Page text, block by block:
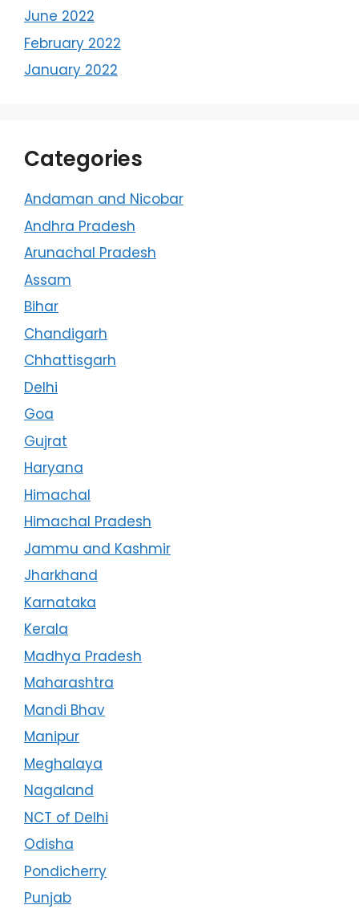
June 2022
February 2022
January 2022
Categories
Andaman and Nicobar
Andhra Pradesh
Arunachal Pradesh
Assam
Bihar
Chandigarh
Chhattisgarh
Delhi
Goa
Gujrat
Haryana
Himachal
Himachal Pradesh
Jammu and Kashmir
Jharkhand
Karnataka
Kerala
Madhya Pradesh
Maharashtra
Mandi Bhav
Manipur
Meghalaya
Nagaland
NCT of Delhi
Odisha
Pondicherry
Punjab